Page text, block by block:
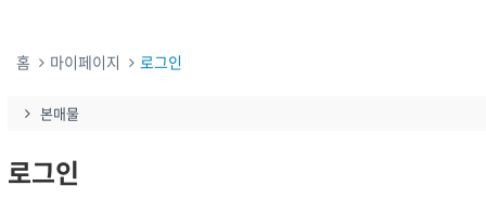
홈 마이페이지 로그인
본매물
로그인